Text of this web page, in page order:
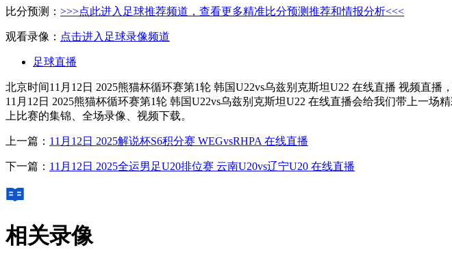
比分预测： >>>点此进入足球推荐频道，查看更多精准比分预测推荐和情报分析<<<
观看录像： 点击进入足球录像频道
足球直播
北京时间11月12日 2025熊猫杯循环赛第1轮 韩国U22vs乌兹别克斯坦U22 在线直播 视频直
11月12日 2025熊猫杯循环赛第1轮 韩国U22vs乌兹别克斯坦U22 在线直播会给我们带上一
上比赛的集锦、全场录像、视频下载。
上一篇： 11月12日 2025解说杯S6积分赛 WEGvsRHPA 在线直播
下一篇： 11月12日 2025全运男足U20排位赛 云南U20vs辽宁U20 在线直播
相关录像